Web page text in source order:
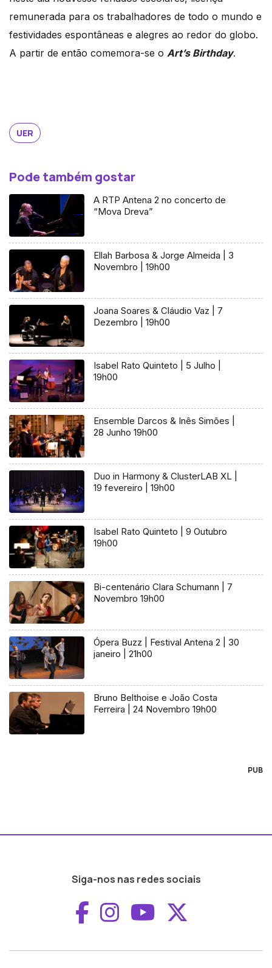
remunerada para os trabalhadores de todo o mundo e
festividades espontâneas e alegres ao redor do globo.
A partir de então comemora-se o Art’s Birthday.
UER
Pode também gostar
A RTP Antena 2 no concerto de
“Mova Dreva”
Ellah Barbosa & Jorge Almeida | 3
Novembro | 19h00
Joana Soares & Cláudio Vaz | 7
Dezembro | 19h00
Isabel Rato Quinteto | 5 Julho |
19h00
Ensemble Darcos & Inês Simões |
28 Junho 19h00
Duo in Harmony & ClusterLAB XL |
19 fevereiro | 19h00
Isabel Rato Quinteto | 9 Outubro
19h00
Bi-centenário Clara Schumann | 7
Novembro 19h00
Ópera Buzz | Festival Antena 2 | 30
janeiro | 21h00
Bruno Belthoise e João Costa
Ferreira | 24 Novembro 19h00
PUB
Siga-nos nas redes sociais
Aceder ao
Aceder ao
Aceder ao